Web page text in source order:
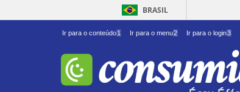
BRASIL
Ir para o conteúdo1 Ir para o menu2 Ir para o login3